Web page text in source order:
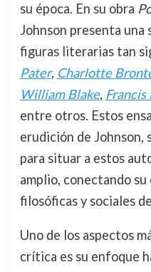
su época. En su obra
Johnson presenta una
figuras literarias tan
Pater, Charlotte
William Blake, Francis
entre otros. Estos
erudición de Johnson,
para situar a estos
amplio, conectando
filosóficas y sociales
Uno de los aspectos
crítica es su enfoque